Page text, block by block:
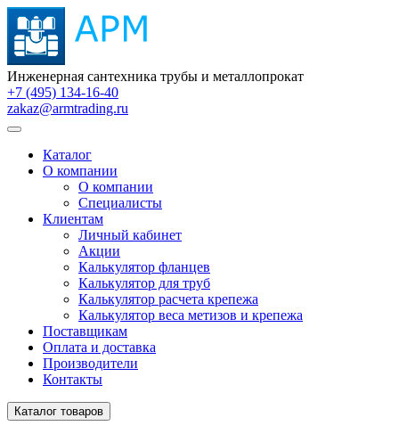
Инженерная сантехника трубы и металлопрокат
+7 (495) 134-16-40
zakaz@armtrading.ru
Каталог
О компании
О компании
Специалисты
Клиентам
Личный кабинет
Акции
Калькулятор фланцев
Калькулятор для труб
Калькулятор расчета крепежа
Калькулятор веса метизов и крепежа
Поставщикам
Оплата и доставка
Производители
Контакты
Каталог товаров